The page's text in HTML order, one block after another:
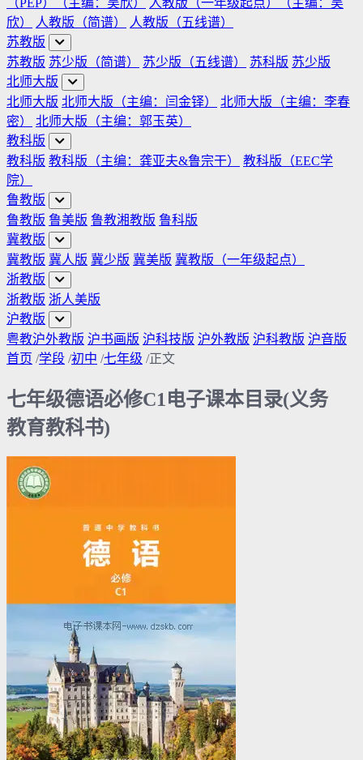
（PEP）（主编：吴欣）
人教版（一年级起点）（主编：吴
欣）
人教版（简谱）
人教版（五线谱）
苏教版
苏教版 苏少版（简谱） 苏少版（五线谱） 苏科版 苏少版
北师大版
北师大版 北师大版（主编：闫金铎）
北师大版（主编：李春
密）
北师大版（主编：郭玉英）
教科版
教科版 教科版（主编：龚亚夫&鲁宗干）
教科版（EEC学
院）
鲁教版
鲁教版 鲁美版 鲁教湘教版 鲁科版
冀教版
冀教版 冀人版 冀少版 冀美版 冀教版（一年级起点）
浙教版
浙教版 浙人美版
沪教版
粤教沪外教版 沪书画版 沪科技版 沪外教版 沪科教版 沪音版
首页 /学段 /初中 /七年级 /正文
七年级德语必修C1电子课本目录(义务
教育教科书)